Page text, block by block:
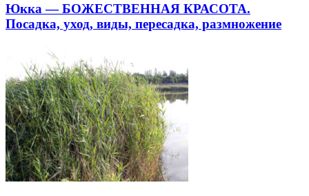
Юкка — БОЖЕСТВЕННАЯ КРАСОТА.
Посадка, уход, виды, пересадка, размножение